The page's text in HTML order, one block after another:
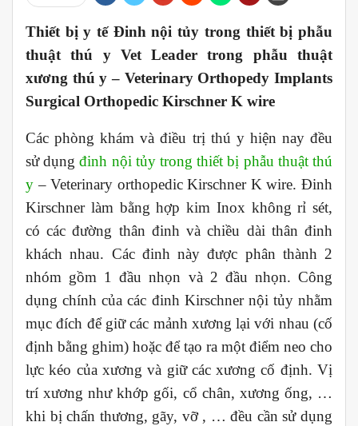
Thiết bị y tế Đinh nội tủy trong thiết bị phẫu
thuật thú y Vet Leader trong phẫu thuật
xương thú y – Veterinary Orthopedy Implants
Surgical Orthopedic Kirschner K wire
Các phòng khám và điều trị thú y hiện nay đều
sử dụngđinh nội tủy trong thiết bị phẫu thuật thú
y – Veterinary orthopedic Kirschner K wire. Đinh
Kirschner làm bằng hợp kim Inox không rỉ sét,
có các đường thân đinh và chiều dài thân đinh
khách nhau. Các đinh này được phân thành 2
nhóm gồm 1 đầu nhọn và 2 đầu nhọn. Công
dụng chính của các đinh Kirschner nội tủy nhằm
mục đích để giữ các mảnh xương lại với nhau (cố
định bằng ghim) hoặc để tạo ra một điểm neo cho
lực kéo của xương và giữ các xương cố định. Vị
trí xương như khớp gối, cổ chân, xương ống, …
khi bị chấn thương, gãy, vỡ , … đều cần sử dụng